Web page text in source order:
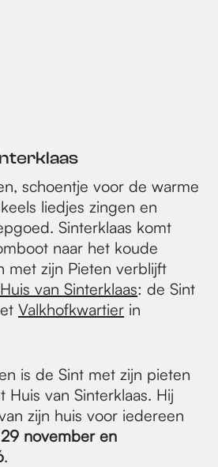
schoentje voor de warme
liedjes zingen en
Sinterklaas komt
naar het koude
met zijn Pieten verblijft
van Sinterklaas: de Sint
Valkhofkwartier in
is de Sint met zijn pieten
van Sinterklaas. Hij
zijn huis voor iedereen
november en
.